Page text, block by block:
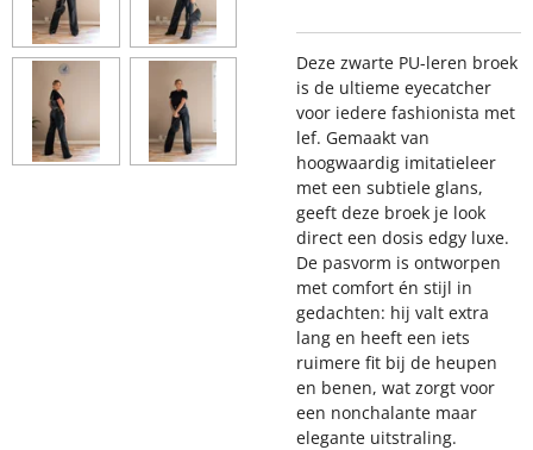
Deze zwarte PU-leren broek
is de ultieme eyecatcher
voor iedere fashionista met
lef. Gemaakt van
hoogwaardig imitatieleer
met een subtiele glans,
geeft deze broek je look
direct een dosis edgy luxe.
De pasvorm is ontworpen
met comfort én stijl in
gedachten: hij valt extra
lang en heeft een iets
ruimere fit bij de heupen
en benen, wat zorgt voor
een nonchalante maar
elegante uitstraling.